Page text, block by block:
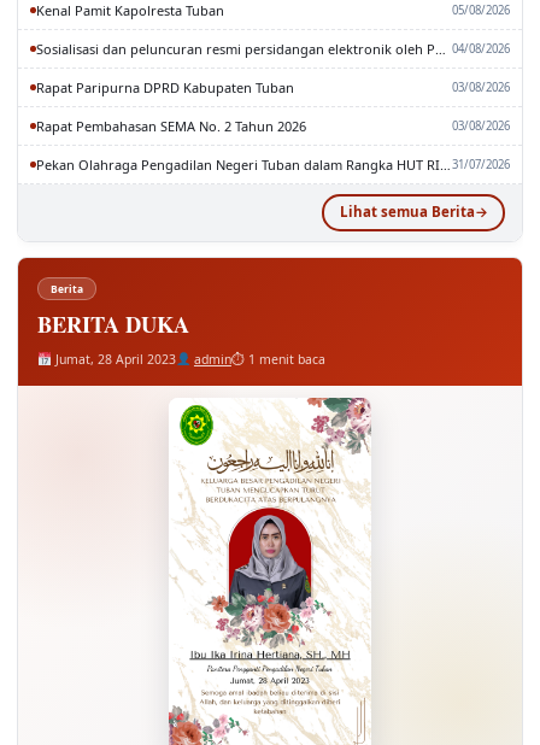
Rapat Paripurna DPRD Kabupaten Tuban
Rapat Pembahasan SEMA No. 2 Tahun 2026
Lihat semua Berita
Berita
BERITA DUKA
Jumat, 28 April 2023